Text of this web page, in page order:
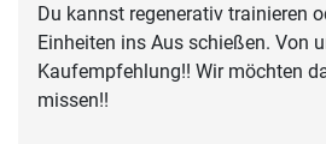
Du kannst regenerativ trainieren
Einheiten ins Aus schießen. Von
Kaufempfehlung!! Wir möchten
missen!!